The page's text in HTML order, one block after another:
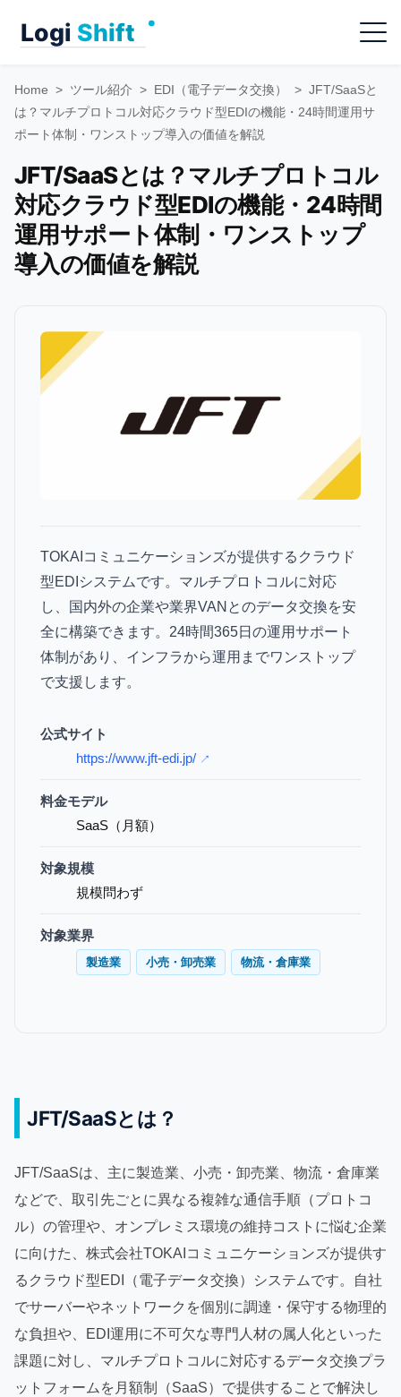
Menu
Home > ツール紹介 > EDI（電子データ交換） > JFT/SaaSと
は？マルチプロトコル対応クラウド型EDIの機能・24時間運用サ
ポート体制・ワンストップ導入の価値を解説
JFT/SaaSとは？マルチプロトコル
対応クラウド型EDIの機能・24時間
運用サポート体制・ワンストップ
導入の価値を解説
TOKAIコミュニケーションズが提供するクラウド
型EDIシステムです。マルチプロトコルに対応
し、国内外の企業や業界VANとのデータ交換を安
全に構築できます。24時間365日の運用サポート
体制があり、インフラから運用までワンストップ
で支援します。
公式サイト
https://www.jft-edi.jp/ ↗
料金モデル
SaaS（月額）
対象規模
規模問わず
対象業界
製造業 小売・卸売業 物流・倉庫業
JFT/SaaSとは？
JFT/SaaSは、主に製造業、小売・卸売業、物流・倉庫業
などで、取引先ごとに異なる複雑な通信手順（プロトコ
ル）の管理や、オンプレミス環境の維持コストに悩む企業
に向けた、株式会社TOKAIコミュニケーションズが提供す
るクラウド型EDI（電子データ交換）システムです。自社
でサーバーやネットワークを個別に調達・保守する物理的
な負担や、EDI運用に不可欠な専門人材の属人化といった
課題に対し、マルチプロトコルに対応するデータ交換プラ
ットフォームを月額制（SaaS）で提供することで解決し